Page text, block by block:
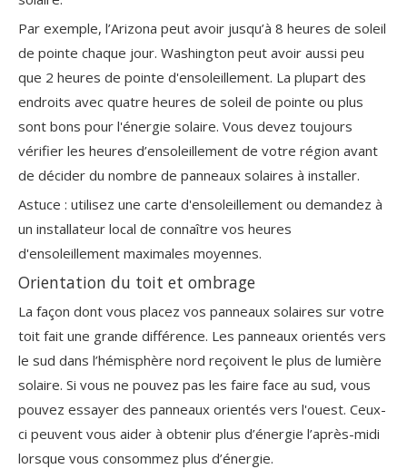
Par exemple, l’Arizona peut avoir jusqu’à 8 heures de soleil
de pointe chaque jour. Washington peut avoir aussi peu
que 2 heures de pointe d'ensoleillement. La plupart des
endroits avec quatre heures de soleil de pointe ou plus
sont bons pour l'énergie solaire. Vous devez toujours
vérifier les heures d’ensoleillement de votre région avant
de décider du nombre de panneaux solaires à installer.
Astuce : utilisez une carte d'ensoleillement ou demandez à
un installateur local de connaître vos heures
d'ensoleillement maximales moyennes.
Orientation du toit et ombrage
La façon dont vous placez vos panneaux solaires sur votre
toit fait une grande différence. Les panneaux orientés vers
le sud dans l’hémisphère nord reçoivent le plus de lumière
solaire. Si vous ne pouvez pas les faire face au sud, vous
pouvez essayer des panneaux orientés vers l'ouest. Ceux-
ci peuvent vous aider à obtenir plus d’énergie l’après-midi
lorsque vous consommez plus d’énergie.